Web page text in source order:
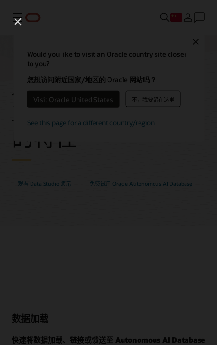
菜单
Would you like to visit an Oracle country site closer
to you?
您想访问附近国家/地区的 Oracle 网站吗？
Visit Oracle United States 不，我要留在这里
See this page for a different country/region
Autonomous AI
Database Data Studio
的特性
观看 Data Studio 演示 免费试用 Oracle Autonomous AI Database
数据加载
快速将数据加载、链接或馈送至 Autonomous AI Database